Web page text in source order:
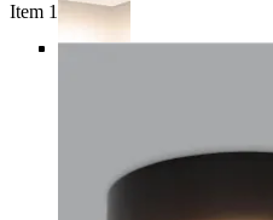
Item 1 of 6